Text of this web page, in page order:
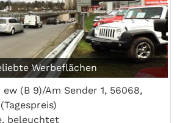
Werbeflächen
(B 9)/Am Sender 1, 56068,
beleuchtet